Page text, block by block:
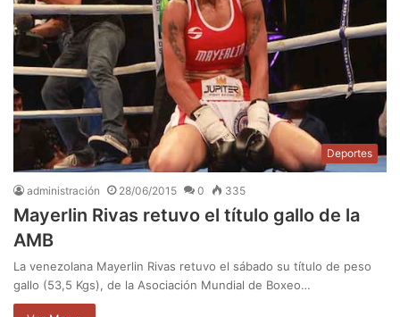
Deportes
administración 28/06/2015 0 335
Mayerlin Rivas retuvo el título gallo de la
AMB
La venezolana Mayerlin Rivas retuvo el sábado su título de peso
gallo (53,5 Kgs), de la Asociación Mundial de Boxeo…